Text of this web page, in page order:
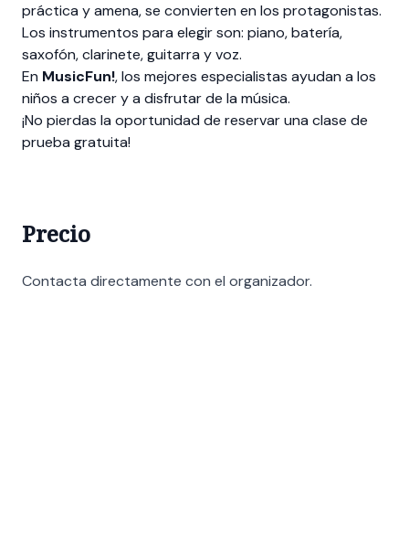
práctica y amena, se convierten en los protagonistas.
Los instrumentos para elegir son: piano, batería,
saxofón, clarinete, guitarra y voz.
En MusicFun!, los mejores especialistas ayudan a los
niños a crecer y a disfrutar de la música.
¡No pierdas la oportunidad de reservar una clase de
prueba gratuita!
Precio
Contacta directamente con el organizador.